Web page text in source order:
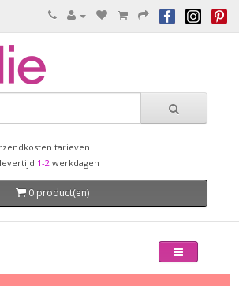
tarieven
1-2 werkdagen
0 product(en)